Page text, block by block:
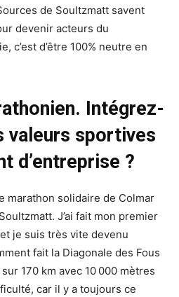
de Soultzmatt savent
devenir acteurs du
c’est d’être 100% neutre en
Intégrez-
valeurs sportives
d’entreprise ?
marathon solidaire de Colmar
J’ai fait mon premier
je suis très vite devenu
fait la Diagonale des Fous
170 km avec 10 000 mètres
car il y a toujours ce